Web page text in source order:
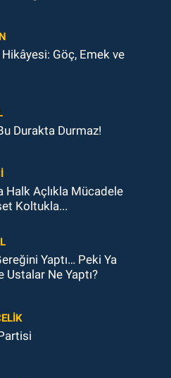
Hikâyesi: Göç, Emek ve
Durakta Durmaz!
Halk Açlıkla Mücadele
Koltukla...
Yaptı… Peki Ya
Ustalar Ne Yaptı?